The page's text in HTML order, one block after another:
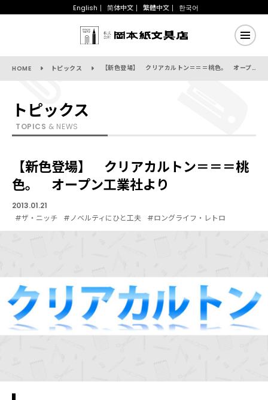
English 简体中文 繁體中文 한국어
HOME トピックス 【新色登場】 クリアカルトン＝＝＝桃色。 オープン工業社より
トピックス
TOPICS & NEWS
【新色登場】 クリアカルトン＝＝＝桃
色。 オープン工業社より
2013.01.21
#ザ・ニッチ
#ノベルティにひと工夫 #ロングライフ・レトロ